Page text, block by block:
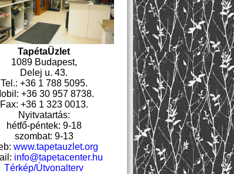
TapétaÜzlet
1089 Budapest,
Delej u. 43.
Tel.: +36 1 788 5095.
+36 30 957 8738.
Fax: +36 1 323 0013.
Nyitvatartás:
hétfő-péntek: 9-18
szombat: 9-13
www.tapetauzlet.org
info@tapetacenter.hu
Térkép/Útvonalterv